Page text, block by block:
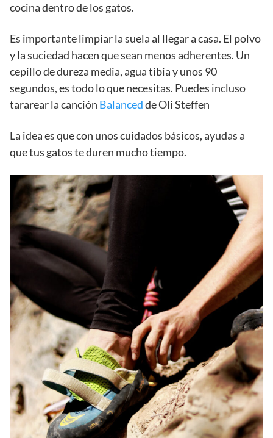
cocina dentro de los gatos.
Es importante limpiar la suela al llegar a casa. El polvo
y la suciedad hacen que sean menos adherentes. Un
cepillo de dureza media, agua tibia y unos 90
segundos, es todo lo que necesitas. Puedes incluso
tararear la canción Balancedde Oli Steffen
La idea es que con unos cuidados básicos, ayudas a
que tus gatos te duren mucho tiempo.